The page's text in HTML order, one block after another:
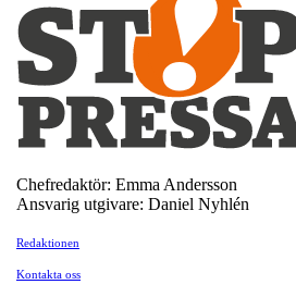
Chefredaktör: Emma Andersson
Ansvarig utgivare: Daniel Nyhlén
Redaktionen
Kontakta oss